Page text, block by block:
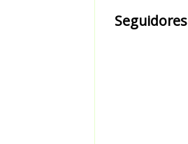
Seguidores